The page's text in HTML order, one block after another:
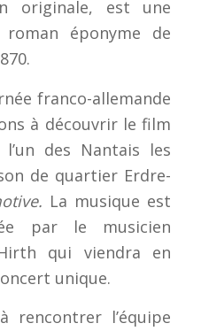
originale, est une
éponyme de
franco-allemande
à découvrir le film
des Nantais les
de quartier Erdre-
La musique est
par le musicien
qui viendra en
unique.
rencontrer l’équipe